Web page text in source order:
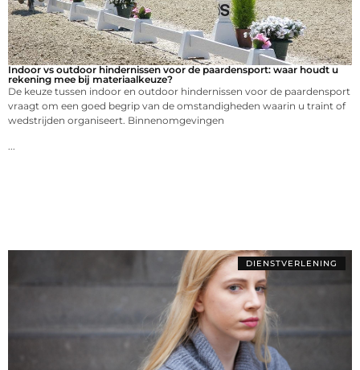
Indoor vs outdoor hindernissen voor de paardensport: waar houdt u
rekening mee bij materiaalkeuze?
De keuze tussen indoor en outdoor hindernissen voor de paardensport
vraagt om een goed begrip van de omstandigheden waarin u traint of
wedstrijden organiseert. Binnenomgevingen
...
DIENSTVERLENING